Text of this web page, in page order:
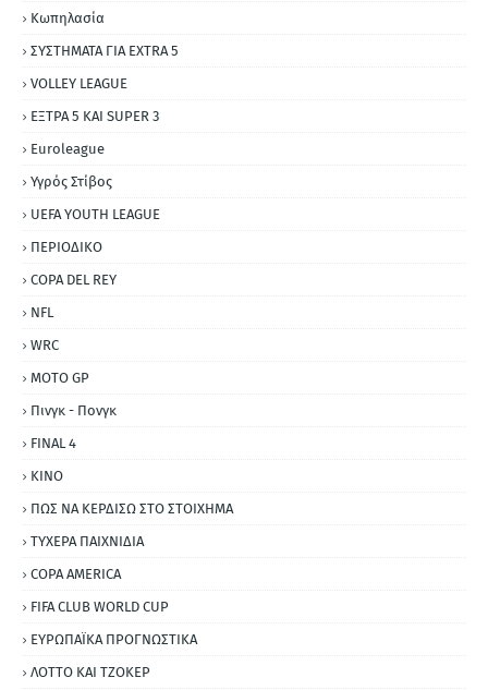
Κωπηλασία
ΣΥΣΤΗΜΑΤΑ ΓΙΑ ΕΧΤRΑ 5
VOLLEY LEAGUE
ΕΞΤΡΑ 5 ΚΑΙ SUPER 3
Εuroleague
Υγρός Στίβος
UEFA YOUTH LEAGUE
ΠΕΡΙΟΔΙΚΟ
COPA DEL REY
NFL
WRC
MOTO GP
Πινγκ - Πονγκ
FINAL 4
ΚΙΝΟ
ΠΩΣ ΝΑ ΚΕΡΔΙΣΩ ΣΤΟ ΣΤΟΙΧΗΜΑ
ΤΥΧΕΡΑ ΠΑΙΧΝΙΔΙΑ
COPA AMERICA
FIFA CLUB WORLD CUP
ΕΥΡΩΠΑΪΚΑ ΠΡΟΓΝΩΣΤΙΚΑ
ΛΟΤΤΟ ΚΑΙ ΤΖΟΚΕΡ